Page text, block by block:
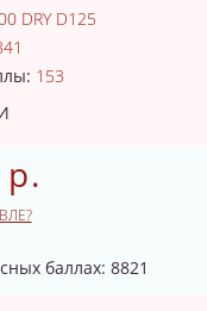
DRY D125
153
баллах: 8821